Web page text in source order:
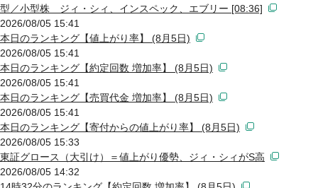
型／小型株 ジィ・シィ、インスペック、エブリー [08:36]
2026/08/05 15:41
本日のランキング【値上がり率】 (8月5日)
2026/08/05 15:41
本日のランキング【約定回数 増加率】 (8月5日)
2026/08/05 15:41
本日のランキング【売買代金 増加率】 (8月5日)
2026/08/05 15:41
本日のランキング【寄付からの値上がり率】 (8月5日)
2026/08/05 15:33
東証グロース（大引け）＝値上がり優勢、ジィ・シィがS高
2026/08/05 14:32